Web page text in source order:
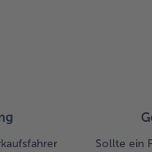
Sollte ein